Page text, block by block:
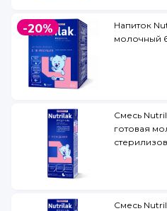
-20%
Напиток
молочный
Смесь
готовая
Смесь